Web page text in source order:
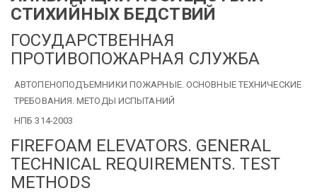
СТИХИЙНЫХ БЕДСТВИЙ
ГОСУДАРСТВЕННАЯ
ПРОТИВОПОЖАРНАЯ СЛУЖБА
АВТОПЕНОПОДЪЕМНИКИ ПОЖАРНЫЕ. ОСНОВНЫЕ ТЕХНИЧЕСКИЕ
ТРЕБОВАНИЯ. МЕТОДЫ ИСПЫТАНИЙ
НПБ 314-2003
FIREFOAM ELEVATORS. GENERAL
TECHNICAL REQUIREMENTS. TEST
METHODS